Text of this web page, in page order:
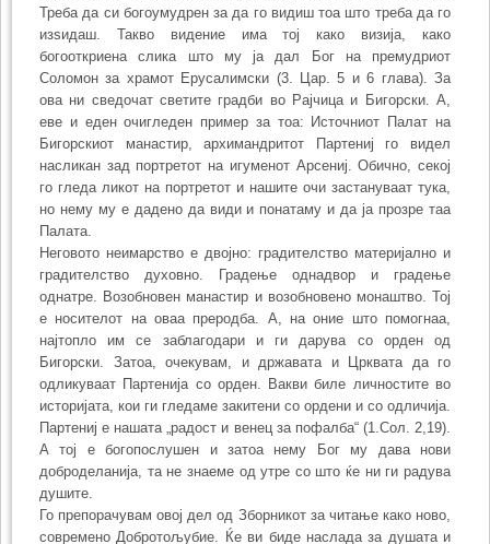
Треба да си богоумудрен за да го видиш тоа што треба да го
изѕидаш. Такво видение има тој како визија, како
богооткриена слика што му ја дал Бог на премудриот
Соломон за храмот Ерусалимски (3. Цар. 5 и 6 глава). За
ова ни сведочат светите градби во Рајчица и Бигорски. А,
еве и еден очигледен пример за тоа: Источниот Палат на
Бигорскиот манастир, архимандритот Партениј го видел
насликан зад портретот на игуменот Арсениј. Обично, секој
го гледа ликот на портретот и нашите очи застануваат тука,
но нему му е дадено да види и понатаму и да ја прозре таа
Палата.
Неговото неимарство е двојно: градителство материјално и
градителство духовно. Градење однадвор и градење
однатре. Возобновен манастир и возобновено монаштво. Тој
е носителот на оваа преродба. А, на оние што помогнаа,
најтопло им се заблагодари и ги дарува со орден од
Бигорски. Затоа, очекувам, и државата и Црквата да го
одликуваат Партенија со орден. Вакви биле личностите во
историјата, кои ги гледаме закитени со ордени и со одличија.
Партениј е нашата „радост и венец за пофалба“ (1.Сол. 2,19).
А тој е богопослушен и затоа нему Бог му дава нови
доброделанија, та не знаеме од утре со што ќе ни ги радува
душите.
Го препорачувам овој дел од Зборникот за читање како ново,
современо Добротољубие. Ќе ви биде наслада за душата и